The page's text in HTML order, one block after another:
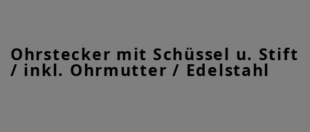
Ohrstecker mit Schüssel u. Stift
/ inkl. Ohrmutter / Edelstahl
Anfang
der
Bildgalerie